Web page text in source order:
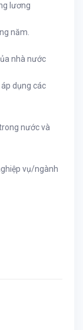
lương
năm.
nhà nước
dụng các
nước và
vụ/ngành